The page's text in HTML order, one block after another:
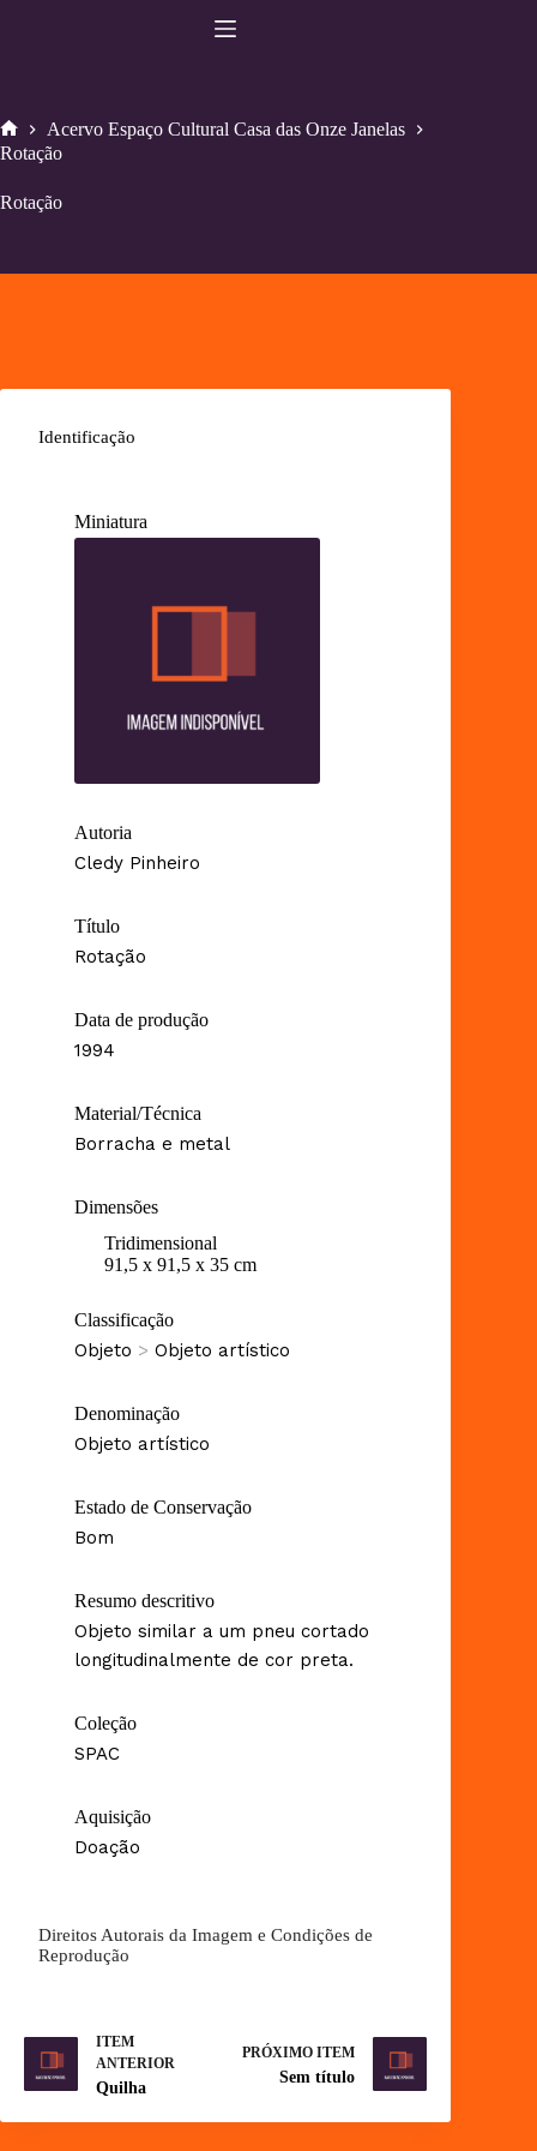
Home
Acervo Espaço Cultural Casa das Onze Janelas
Rotação
Rotação
Identificação
Miniatura
Autoria
Cledy Pinheiro
Título
Rotação
Data de produção
1994
Material/Técnica
Borracha e metal
Dimensões
Tridimensional
91,5 x 91,5 x 35 cm
Classificação
Objeto > Objeto artístico
Denominação
Objeto artístico
Estado de Conservação
Bom
Resumo descritivo
Objeto similar a um pneu cortado
longitudinalmente de cor preta.
Coleção
SPAC
Aquisição
Doação
Direitos Autorais da Imagem e Condições de
Reprodução
ITEM
ANTERIOR
Quilha
PRÓXIMO ITEM
Sem título